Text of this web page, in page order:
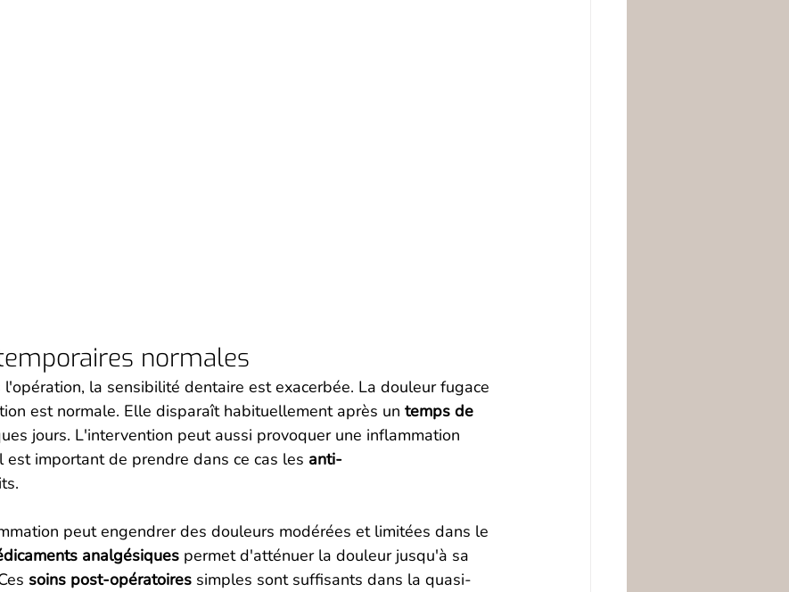
normales
la sensibilité dentaire est exacerbée. La douleur fugace
est normale. Elle disparaît habituellement après un temps de
jours. L'intervention peut aussi provoquer une inflammation
est important de prendre dans ce cas les anti-
peut engendrer des douleurs modérées et limitées dans le
analgésiques permet d'atténuer la douleur jusqu'à sa
soins post-opératoires simples sont suffisants dans la quasi-